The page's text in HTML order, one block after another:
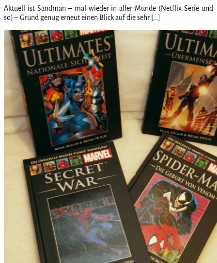
Aktuell ist Sandman – mal wieder in aller Munde (Netflix Serie und
so) – Grund genug erneut einen Blick auf die sehr […]